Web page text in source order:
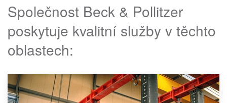
Společnost Beck & Pollitzer
poskytuje kvalitní služby v těchto
oblastech: